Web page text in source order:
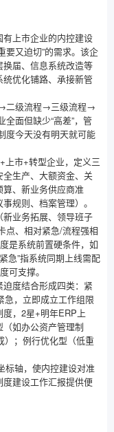
上市企业的内控建设
要又迫切”的需求。该企
届、信息系统改造等
优化铺路、承接新管
→二级流程→三级流程→
面但缺少“高差”，管
度今天没有明天就可能
上市+转型企业，定义三
生产、大额资金、关
、新业务供应商准
规则、档案管理）。
业务拓展、领导班子
点、相对紧急/流程强相
是系统前置硬条件，如
急”指系统同期上线需配
可支撑。
度结合形成四类：紧
急，立即成立工作组限
，2星+明年ERP上
如办公资产管理制
）；例行优化型（低重
标轴，使内控建设对准
建设工作汇报提供便